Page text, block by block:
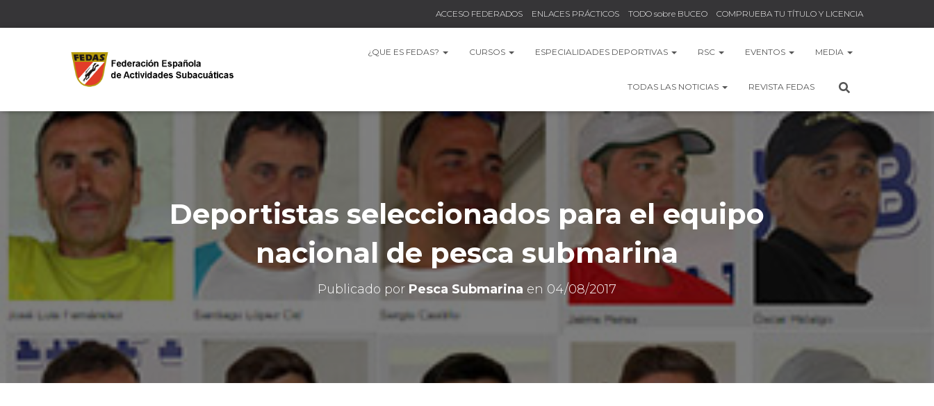
ACCESO FEDERADOS ENLACES PRÁCTICOS TODO sobre BUCEO COMPRUEBA TU TÍTULO Y LICENCIA
¿QUE ES FEDAS? CURSOS ESPECIALIDADES DEPORTIVAS RSC EVENTOS MEDIA
TODAS LAS NOTICIAS REVISTA FEDAS
Deportistas seleccionados para el equipo
nacional de pesca submarina
Publicado por Pesca Submarina en 04/08/2017